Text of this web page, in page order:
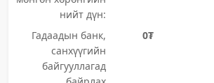
нийт дүн:
Гадаадын банк,
санхүүгийн
байгууллагад
0₮